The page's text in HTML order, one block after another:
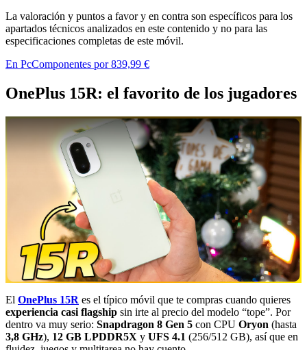
La valoración y puntos a favor y en contra son específicos para los
apartados técnicos analizados en este contenido y no para las
especificaciones completas de este móvil.
En PcComponentes por 839,99 €
OnePlus 15R: el favorito de los jugadores
El OnePlus 15R es el típico móvil que te compras cuando quieres
experiencia casi flagship sin irte al precio del modelo “tope”. Por
dentro va muy serio: Snapdragon 8 Gen 5 con CPU Oryon (hasta
3,8 GHz), 12 GB LPDDR5X y UFS 4.1 (256/512 GB), así que en